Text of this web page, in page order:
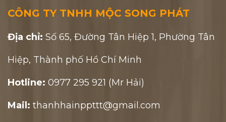
CÔNG TY TNHH MỘC SONG PHÁT
Địa chỉ: Số 65, Đường Tân Hiệp 1, Phường Tân
Hiệp, Thành phố Hồ Chí Minh
Hotline: 0977 295 921 (Mr Hải)
Mail: thanhhainppttt@gmail.com